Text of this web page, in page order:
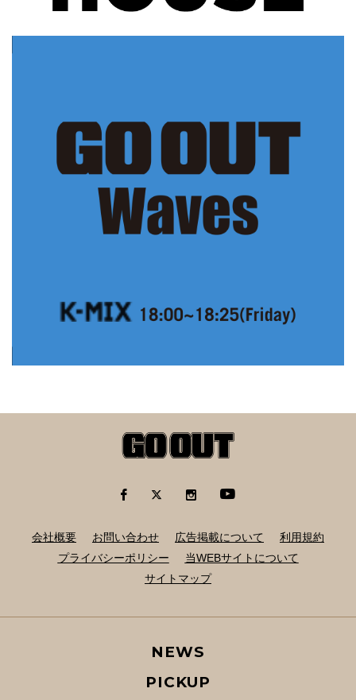
会社概要 お問い合わせ 広告掲載について
利用規約
プライバシーポリシー
当WEBサイトについて
サイトマップ
NEWS
PICKUP